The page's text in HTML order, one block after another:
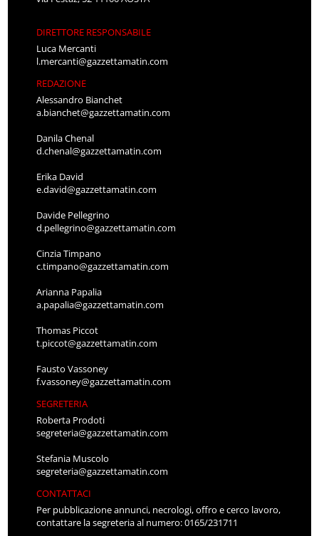
DIRETTORE RESPONSABILE
Luca Mercanti
l.mercanti@gazzettamatin.com
REDAZIONE
Alessandro Bianchet
a.bianchet@gazzettamatin.com
Danila Chenal
d.chenal@gazzettamatin.com
Erika David
e.david@gazzettamatin.com
Davide Pellegrino
d.pellegrino@gazzettamatin.com
Cinzia Timpano
c.timpano@gazzettamatin.com
Arianna Papalia
a.papalia@gazzettamatin.com
Thomas Piccot
t.piccot@gazzettamatin.com
Fausto Vassoney
f.vassoney@gazzettamatin.com
SEGRETERIA
Roberta Prodoti
segreteria@gazzettamatin.com
Stefania Muscolo
segreteria@gazzettamatin.com
CONTATTACI
Per pubblicazione annunci, necrologi, offro e cerco lavoro,
contattare la segreteria al numero: 0165/231711